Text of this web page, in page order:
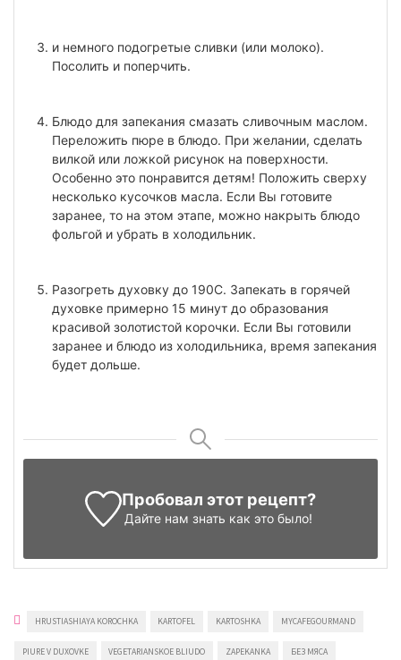
и немного подогретые сливки (или молоко).
Посолить и поперчить.
Блюдо для запекания смазать сливочным маслом.
Переложить пюре в блюдо. При желании, сделать
вилкой или ложкой рисунок на поверхности.
Особенно это понравится детям! Положить сверху
несколько кусочков масла. Если Вы готовите
заранее, то на этом этапе, можно накрыть блюдо
фольгой и убрать в холодильник.
Разогреть духовку до 190С. Запекать в горячей
духовке примерно 15 минут до образования
красивой золотистой корочки. Если Вы готовили
заранее и блюдо из холодильника, время запекания
будет дольше.
Пробовал этот рецепт?
Дайте нам знать как это было!
HRUSTIASHIAYA KOROCHKA KARTOFEL KARTOSHKA MYCAFEGOURMAND
PIURE V DUXOVKE VEGETARIANSKOE BLIUDO ZAPEKANKA БЕЗ МЯСА